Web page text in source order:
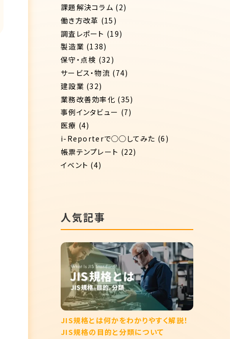
課題解決コラム (2)
働き方改革 (15)
調査レポート (19)
製造業 (138)
保守・点検 (32)
サービス・物流 (74)
建設業 (32)
業務改善効率化 (35)
事例インタビュー (7)
医療 (4)
i-Reporterで◯◯してみた (6)
帳票テンプレート (22)
イベント (4)
人気記事
JIS規格とは何かをわかりやすく解説！
JIS規格の目的と分類について